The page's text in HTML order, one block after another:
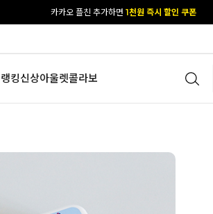
[공식몰 단독] 앱 다운받고2% 결제 할인 받기
랭킹신상아울렛콜라보